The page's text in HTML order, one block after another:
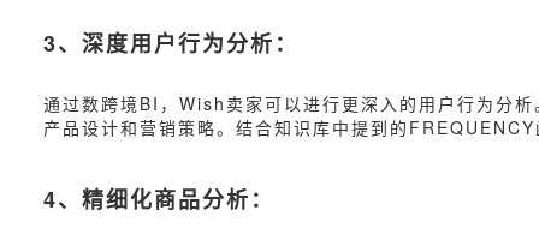
3、深度用户行为分析：
通过数跨境BI，Wish卖家可以进行更深入的用户行为分
产品设计和营销策略。结合知识库中提到的
4、精细化商品分析：